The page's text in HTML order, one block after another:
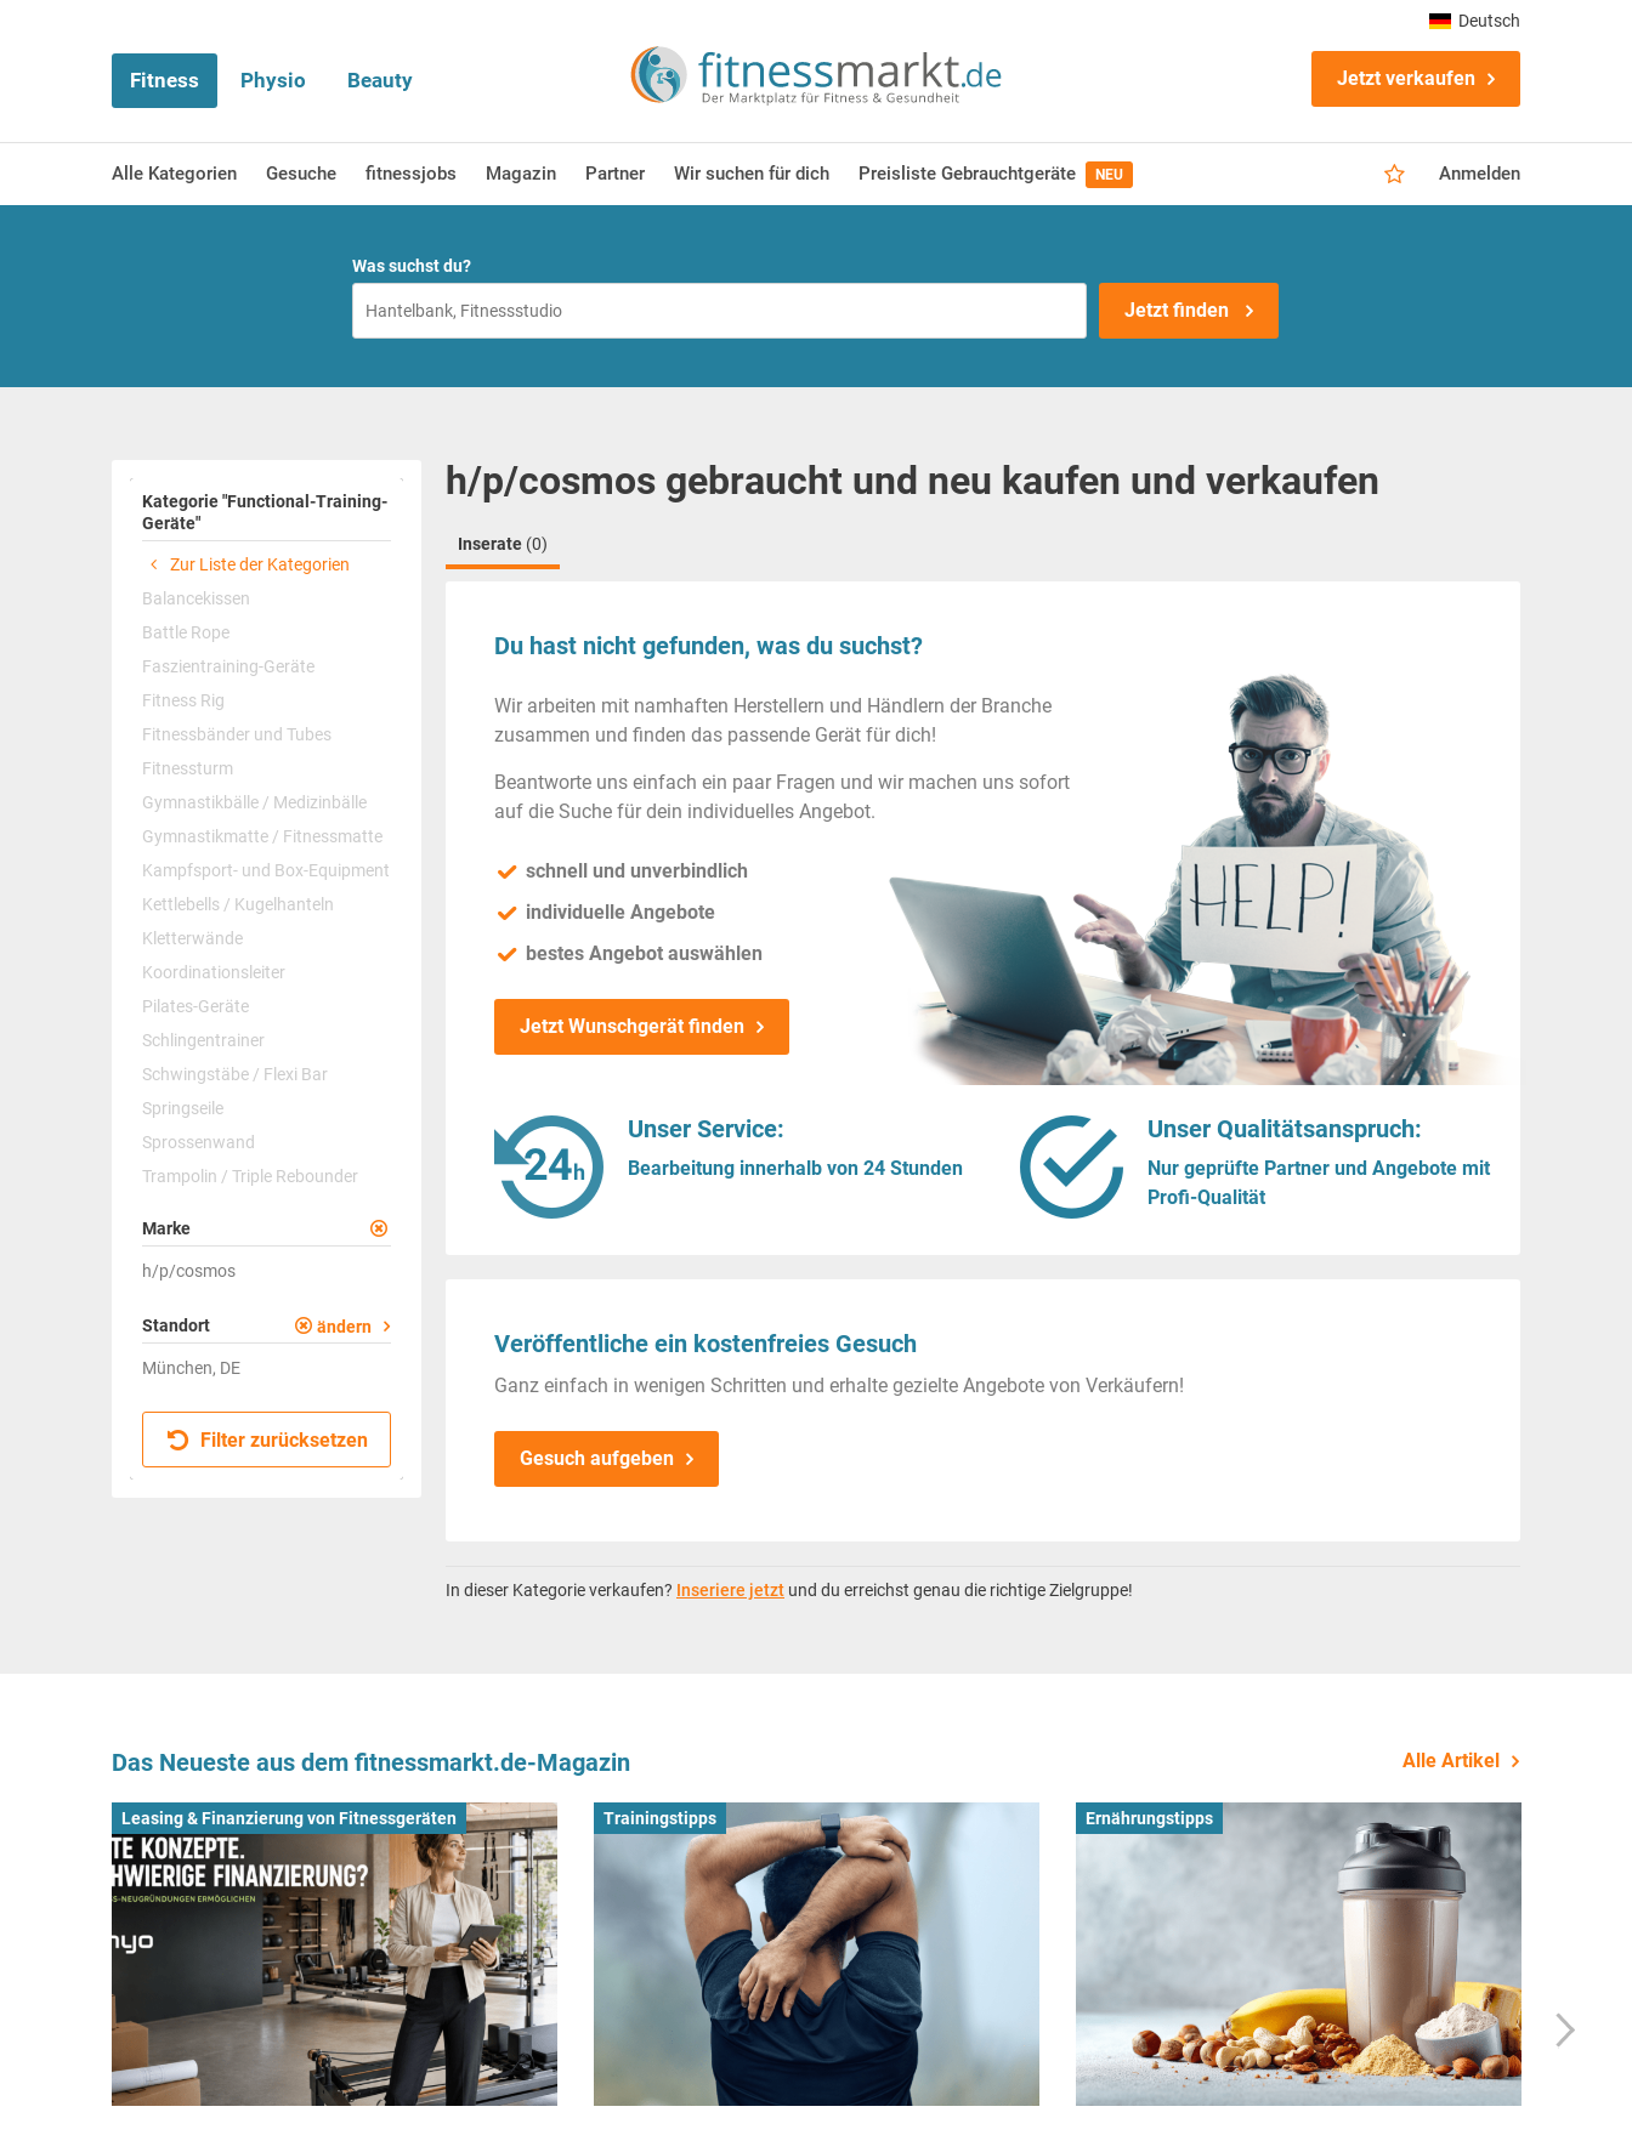
Fitness Physio Beauty Jetzt verkaufen
Alle Kategorien Gesuche fitnessjobs Magazin Partner Wir suchen für dich Preisliste Gebrauchtgeräte NEU Anmelden
Deutsch
Was suchst du?
Jetzt finden
Kategorie "Functional-Training-
Geräte"
Zur Liste der Kategorien
Balancekissen
Battle Rope
Faszientraining-Geräte
Fitness Rig
Fitnessbänder und Tubes
Fitnessturm
Gymnastikbälle / Medizinbälle
Gymnastikmatte / Fitnessmatte
Kampfsport- und Box-Equipment
Kettlebells / Kugelhanteln
Kletterwände
Koordinationsleiter
Pilates-Geräte
Schlingentrainer
Schwingstäbe / Flexi Bar
Springseile
Sprossenwand
Trampolin / Triple Rebounder
Marke
h/p/cosmos
Standort ändern
München, DE
Filter zurücksetzen
h/p/cosmos gebraucht und neu kaufen und verkaufen
Inserate (0)
Du hast nicht gefunden, was du suchst?
Wir arbeiten mit namhaften Herstellern und Händlern der Branche
zusammen und finden das passende Gerät für dich!
Beantworte uns einfach ein paar Fragen und wir machen uns sofort
auf die Suche für dein individuelles Angebot.
schnell und unverbindlich
individuelle Angebote
bestes Angebot auswählen
Jetzt Wunschgerät finden
Unser Service:
Bearbeitung innerhalb von 24 Stunden
Unser Qualitätsanspruch:
Nur geprüfte Partner und Angebote mit
Profi-Qualität
Veröffentliche ein kostenfreies Gesuch
Ganz einfach in wenigen Schritten und erhalte gezielte Angebote von Verkäufern!
Gesuch aufgeben
In dieser Kategorie verkaufen? Inseriere jetzt und du erreichst genau die richtige Zielgruppe!
Das Neueste aus dem fitnessmarkt.de-Magazin Alle Artikel
Leasing & Finanzierung von Fitnessgeräten Trainingstipps Ernährungstipps